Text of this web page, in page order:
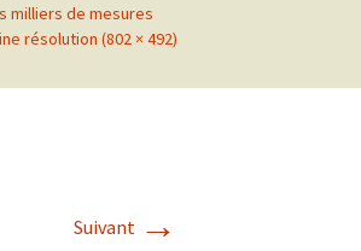
milliers de mesures
résolution (802 × 492)
Suivant →